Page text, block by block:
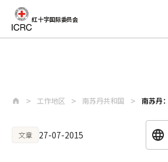
红十字国际委员会
工作地区 南苏丹共和国 南苏丹
文章 27-07-2015